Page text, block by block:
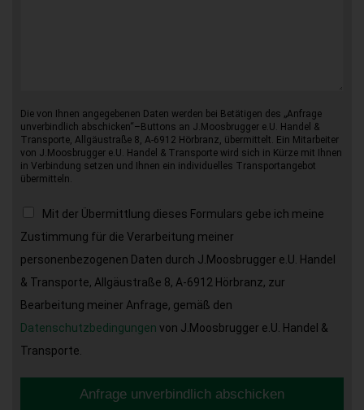
Die von Ihnen angegebenen Daten werden bei Betätigen des „Anfrage
unverbindlich abschicken“–Buttons an J.Moosbrugger e.U. Handel &
Transporte, Allgäustraße 8, A-6912 Hörbranz, übermittelt. Ein Mitarbeiter
von J.Moosbrugger e.U. Handel & Transporte wird sich in Kürze mit Ihnen
in Verbindung setzen und Ihnen ein individuelles Transportangebot
übermitteln.
Mit der Übermittlung dieses Formulars gebe ich meine
Zustimmung für die Verarbeitung meiner
personenbezogenen Daten durch J.Moosbrugger e.U. Handel
& Transporte, Allgäustraße 8, A-6912 Hörbranz, zur
Bearbeitung meiner Anfrage, gemäß den
Datenschutzbedingungen von J.Moosbrugger e.U. Handel &
Transporte.
Anfrage unverbindlich abschicken